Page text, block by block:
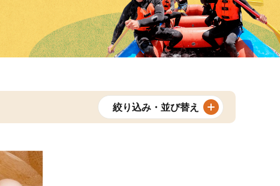
絞り込み・並び替え